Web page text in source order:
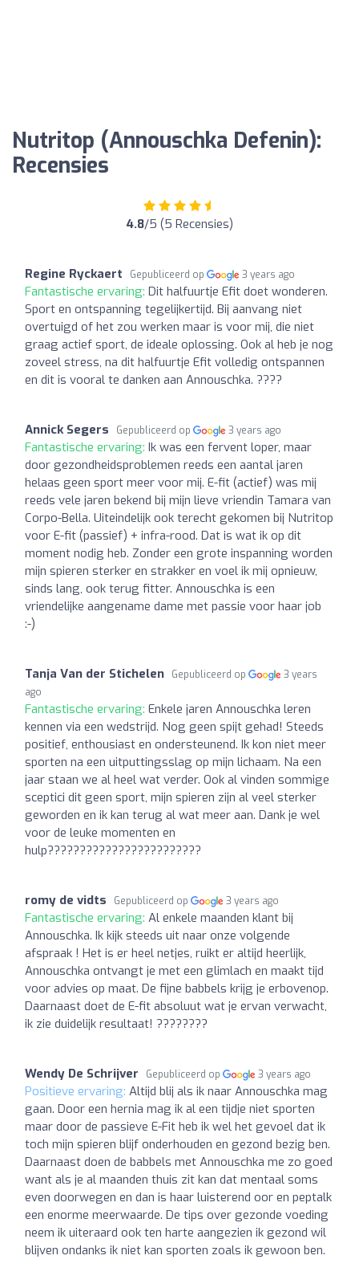
Nutritop (Annouschka Defenin):
Recensies
4.8/5 (5 Recensies)
Regine Ryckaert Gepubliceerd op 3 years ago
Fantastische ervaring: Dit halfuurtje Efit doet wonderen.
Sport en ontspanning tegelijkertijd. Bij aanvang niet
overtuigd of het zou werken maar is voor mij, die niet
graag actief sport, de ideale oplossing. Ook al heb je nog
zoveel stress, na dit halfuurtje Efit volledig ontspannen
en dit is vooral te danken aan Annouschka. ????
Annick Segers Gepubliceerd op 3 years ago
Fantastische ervaring: Ik was een fervent loper, maar
door gezondheidsproblemen reeds een aantal jaren
helaas geen sport meer voor mij. E-fit (actief) was mij
reeds vele jaren bekend bij mijn lieve vriendin Tamara van
Corpo-Bella. Uiteindelijk ook terecht gekomen bij Nutritop
voor E-fit (passief) + infra-rood. Dat is wat ik op dit
moment nodig heb. Zonder een grote inspanning worden
mijn spieren sterker en strakker en voel ik mij opnieuw,
sinds lang, ook terug fitter. Annouschka is een
vriendelijke aangename dame met passie voor haar job
:-)
Tanja Van der Stichelen Gepubliceerd op
3 years
ago
Fantastische ervaring: Enkele jaren Annouschka leren
kennen via een wedstrijd. Nog geen spijt gehad! Steeds
positief, enthousiast en ondersteunend. Ik kon niet meer
sporten na een uitputtingsslag op mijn lichaam. Na een
jaar staan we al heel wat verder. Ook al vinden sommige
sceptici dit geen sport, mijn spieren zijn al veel sterker
geworden en ik kan terug al wat meer aan. Dank je wel
voor de leuke momenten en
hulp????????????????????????
romy de vidts Gepubliceerd op 3 years ago
Fantastische ervaring: Al enkele maanden klant bij
Annouschka. Ik kijk steeds uit naar onze volgende
afspraak ! Het is er heel netjes, ruikt er altijd heerlijk,
Annouschka ontvangt je met een glimlach en maakt tijd
voor advies op maat. De fijne babbels krijg je erbovenop.
Daarnaast doet de E-fit absoluut wat je ervan verwacht,
ik zie duidelijk resultaat! ????????
Wendy De Schrijver Gepubliceerd op 3 years ago
Positieve ervaring: Altijd blij als ik naar Annouschka mag
gaan. Door een hernia mag ik al een tijdje niet sporten
maar door de passieve E-Fit heb ik wel het gevoel dat ik
toch mijn spieren blijf onderhouden en gezond bezig ben.
Daarnaast doen de babbels met Annouschka me zo goed
want als je al maanden thuis zit kan dat mentaal soms
even doorwegen en dan is haar luisterend oor en peptalk
een enorme meerwaarde. De tips over gezonde voeding
neem ik uiteraard ook ten harte aangezien ik gezond wil
blijven ondanks ik niet kan sporten zoals ik gewoon ben.